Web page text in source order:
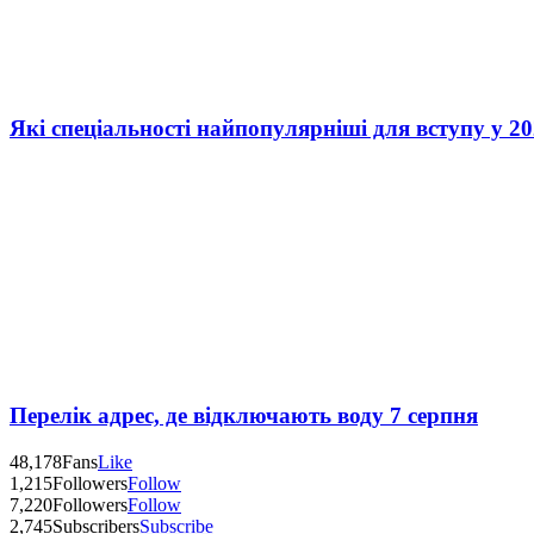
Які спеціальності найпопулярніші для вступу у
Перелік адрес, де відключають воду 7 серпня
48,178FansLike
1,215FollowersFollow
7,220FollowersFollow
2,745SubscribersSubscribe